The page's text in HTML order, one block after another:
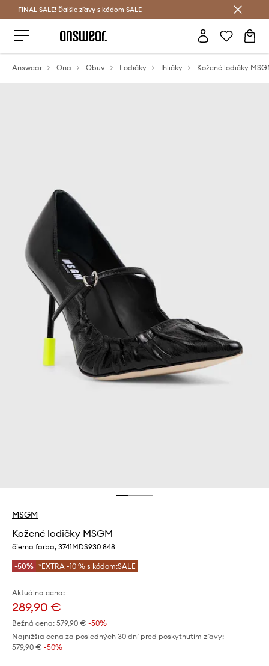
Šetrite s Answear Club >
FINAL SALE! Ďalšie zľavy s kódom SALE
Answear Ona Obuv Lodičky Ihličky Kožené lodičky
MSGM
Kožené lodičky MSGM
čierna farba, 3741MDS930 848
-50% *EXTRA -10 % s kódom:SALE
Aktuálna cena:
289,90 €
Bežná cena: 579,90 € -50%
Najnižšia cena za posledných 30 dní pred poskytnutím zľavy:
579,90 € -50%